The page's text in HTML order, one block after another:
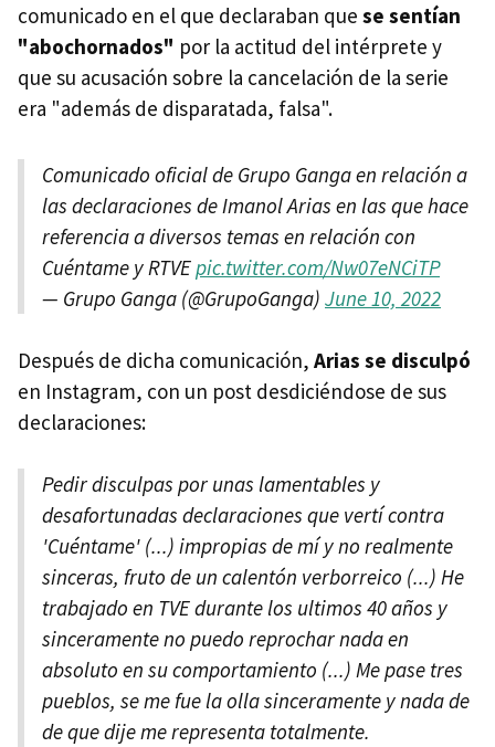
comunicado en el que declaraban que se sentían
"abochornados" por la actitud del intérprete y
que su acusación sobre la cancelación de la serie
era "además de disparatada, falsa".
Comunicado oficial de Grupo Ganga en relación a
las declaraciones de Imanol Arias en las que hace
referencia a diversos temas en relación con
Cuéntame y RTVEpic.twitter.com/Nw07eNCiTP
— Grupo Ganga (@GrupoGanga) June 10, 2022
Después de dicha comunicación, Arias se disculpó
en Instagram, con un post desdiciéndose de sus
declaraciones:
Pedir disculpas por unas lamentables y
desafortunadas declaraciones que vertí contra
'Cuéntame' (...) impropias de mí y no realmente
sinceras, fruto de un calentón verborreico (...) He
trabajado en TVE durante los ultimos 40 años y
sinceramente no puedo reprochar nada en
absoluto en su comportamiento (...) Me pase tres
pueblos, se me fue la olla sinceramente y nada de
de que dije me representa totalmente.